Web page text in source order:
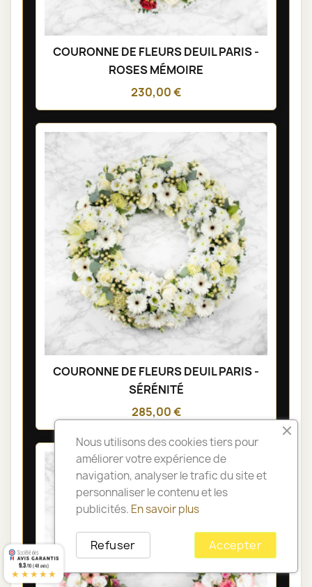
COURONNE DE FLEURS DEUIL PARIS -
ROSES MÉMOIRE
230,00 €
COURONNE DE FLEURS DEUIL PARIS -
SÉRÉNITÉ
285,00 €
Nous utilisons des cookies tiers pour
améliorer votre expérience de
navigation, analyser le trafic du site et
personnaliser le contenu et les
publicités. En savoir plus
Accepter
Refuser
9.3/10 (48 avis)
★★★★★